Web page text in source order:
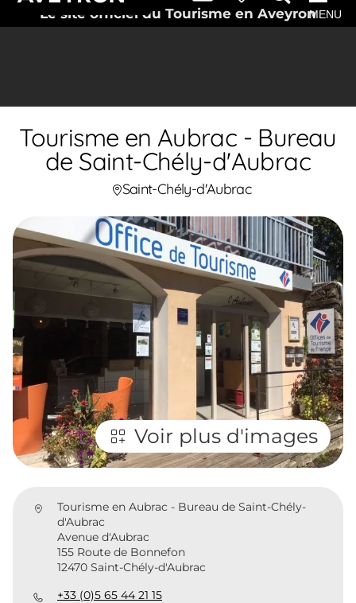
Le site officiel du Tourisme en AveyronMENU
Tourisme en Aubrac - Bureau
de Saint-Chély-d'Aubrac
Saint-Chély-d'Aubrac
Voir plus d'images
Tourisme en Aubrac - Bureau de Saint-Chély-
d'Aubrac
Avenue d'Aubrac
155 Route de Bonnefon
12470 Saint-Chély-d'Aubrac
+33 (0)5 65 44 21 15